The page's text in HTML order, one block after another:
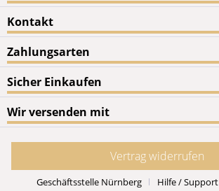
Kontakt
Zahlungsarten
Sicher Einkaufen
Wir versenden mit
Vertrag widerrufen
Geschäftsstelle Nürnberg Hilfe / Support